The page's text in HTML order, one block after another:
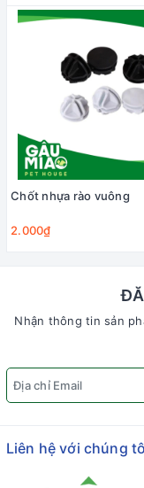
Chốt nhựa rào vuông
2.000₫
Nhận thông tin sản
Liên hệ với chúng